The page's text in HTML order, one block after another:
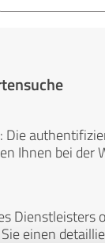
Die
Ihnen bei der
Dienstleisters
einen